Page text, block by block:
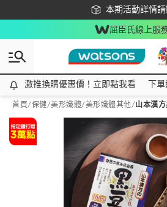
本期活動詳情
下載app最高回
屈臣氏線上服
激推換購優惠價！立即點我看
激推換購優惠價！立即點我看 下單
首頁/保健/美形孅體/美形孅體其他/山本漢